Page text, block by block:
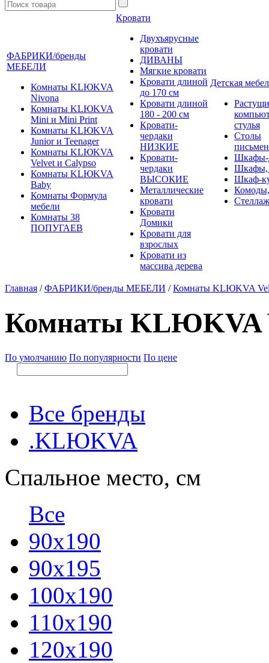
ФАБРИКИ/бренды
МЕБЕЛИ
Комнаты KLЮKVA
Nivona
Комнаты KLЮKVA
Mini и Mini Print
Комнаты KLЮKVA
Junior и Teenager
Комнаты KLЮKVA
Velvet и Calypso
Комнаты KLЮKVA
Baby
Комнаты Формула
мебели
Комнаты 38
ПОПУГАЕВ
Кровати
Двухъярусные
кровати
ДИВАНЫ
Мягкие кровати
Кровати длиной
до 170 см
Кровати длиной
180 - 200 см
Кровати-
чердаки
НИЗКИЕ
Кровати-
чердаки
ВЫСОКИЕ
Металлические
кровати
Кровати
Домики
Кровати для
взрослых
Кровати из
массива дерева
Детская
стулья
Столы
Шкафы-
Шкафы,
Шкаф-
Главная /ФАБРИКИ/бренды МЕБЕЛИ /Комнаты KLЮKVA
Комнаты KLЮKVA
По умолчанию По популярности По цене
Все бренды
.KLЮKVA
Спальное место, см
Все
90х190
90х195
100x190
110x190
120х190